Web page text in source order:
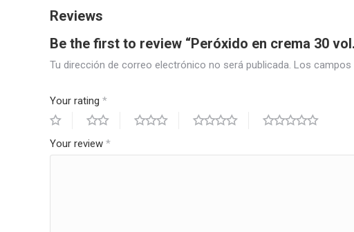
Reviews
Be the first to review “Peróxido en crema 30
Tu dirección de correo electrónico no será publicada. Los campos
Your rating *
Your review *